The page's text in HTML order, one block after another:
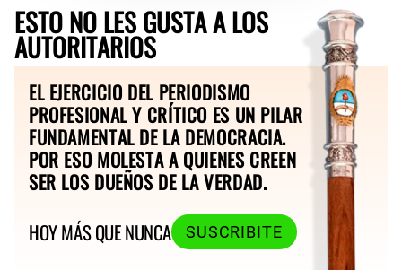
ESTO NO LES GUSTA A LOS
AUTORITARIOS
EL EJERCICIO DEL PERIODISMO
PROFESIONAL Y CRÍTICO ES UN PILAR
FUNDAMENTAL DE LA DEMOCRACIA.
POR ESO MOLESTA A QUIENES CREEN
SER LOS DUEÑOS DE LA VERDAD.
HOY MÁS QUE NUNCA
SUSCRIBITE